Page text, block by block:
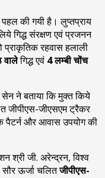
पहल की गयी है। लुप्तप्राय
गिद्ध संरक्षण एवं प्रजनन
प्राकृतिक रहवास हलाली
वालेगिद्ध एवं 4 लम्बी चोंच
ने बताया कि मुक्त किये
जीपीएस-जीएसएम ट्रैकर
और आवास उपयोग की
श्री जी. अरेन्द्रन, विश्व
सौर ऊर्जा चलितजीपीएस-